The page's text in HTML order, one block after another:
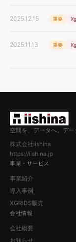
2025.12.15 重要
2025.11.13 重要
空間を、データへ。デー
株式会社iishina
https://iishina.jp
事業・サービス
事業紹介
導入事例
XGRIDS販売
会社情報
会社概要
お知らせ